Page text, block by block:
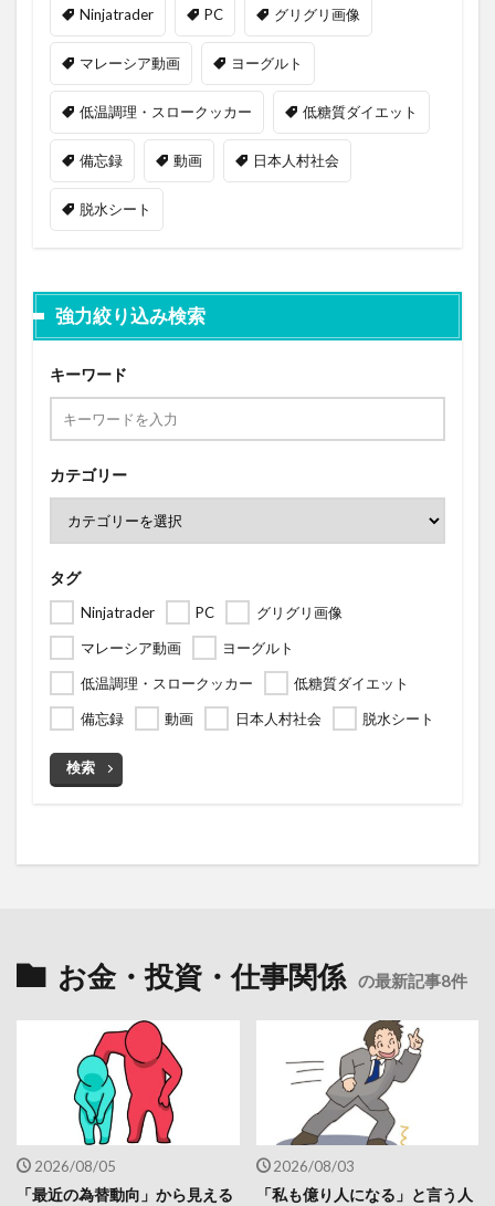
Ninjatrader PC グリグリ画像
マレーシア動画 ヨーグルト
低温調理・スロークッカー 低糖質ダイエット
備忘録 動画 日本人村社会
脱水シート
強力絞り込み検索
キーワード
カテゴリー
タグ
Ninjatrader PC
グリグリ画像
マレーシア動画
ヨーグルト
低温調理・スロークッカー
低糖質ダイエット
備忘録
動画 日本人村社会 脱水シート
検索
お金・投資・仕事関係 の最新記事8件
2026/08/05
「最近の為替動向」から見える
2026/08/03
「私も億り人になる」と言う人